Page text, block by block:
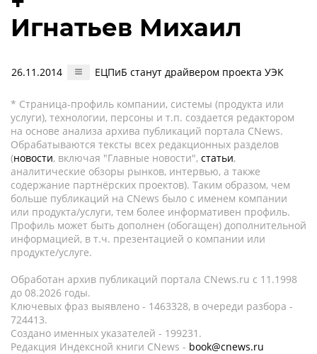
Игнатьев Михаил
26.11.2014 ЕЦПиБ станут драйвером проекта УЭК
* Страница-профиль компании, системы (продукта или
услуги), технологии, персоны и т.п. создается редактором
на основе анализа архива публикаций портала CNews.
Обрабатываются тексты всех редакционных разделов
(новости, включая "Главные новости", статьи,
аналитические обзоры рынков, интервью, а также
содержание партнёрских проектов). Таким образом, чем
больше публикаций на CNews было с именем компании
или продукта/услуги, тем более информативен профиль.
Профиль может быть дополнен (обогащен) дополнительной
информацией, в т.ч. презентацией о компании или
продукте/услуге.
Обработан архив публикаций портала CNews.ru c 11.1998
до 08.2026 годы.
Ключевых фраз выявлено - 1463328, в очереди разбора -
724413.
Создано именных указателей - 199231.
Редакция Индексной книги CNews - book@cnews.ru